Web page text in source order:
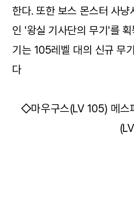
한다. 또한 보스 몬스터 사냥
인 '왕실 기사단의 무기'를
기는 105레벨 대의 신규 무
다
◇마우구스(LV 105) 메스